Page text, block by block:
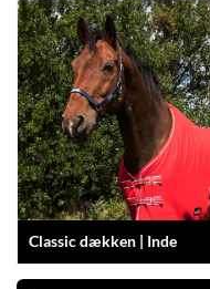
Classic dækken | Inde